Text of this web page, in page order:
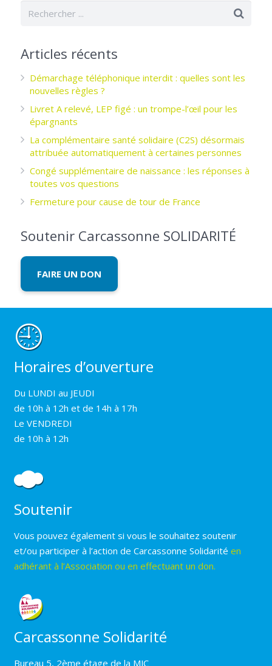
Articles récents
Démarchage téléphonique interdit : quelles sont les
nouvelles règles ?
Livret A relevé, LEP figé : un trompe-l’œil pour les
épargnants ­
La complémentaire santé solidaire (C2S) désormais
attribuée automatiquement à certaines personnes
Congé supplémentaire de naissance : les réponses à
toutes vos questions
Fermeture pour cause de tour de France
Soutenir Carcassonne SOLIDARITÉ
FAIRE UN DON
Horaires d’ouverture
Du LUNDI au JEUDI
de 10h à 12h et de 14h à 17h
Le VENDREDI
de 10h à 12h
Soutenir
Vous pouvez également si vous le souhaitez soutenir
et/ou participer à l’action de Carcassonne Solidarité en
adhérant à l’Association ou en effectuant un don.
Carcassonne Solidarité
Bureau 5, 2ème étage de la MJC